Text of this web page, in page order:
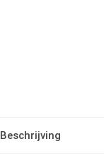
Beschrijving